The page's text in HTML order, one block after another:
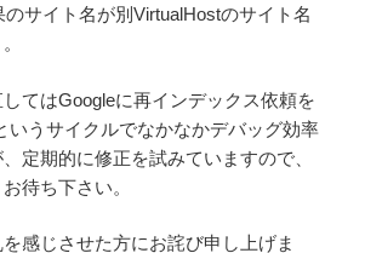
サイト名が別VirtualHostのサイト名
てはGoogleに再インデックス依頼を
いうサイクルでなかなかデバッグ効率
定期的に修正を試みていますので、
待ち下さい。
感じさせた方にお詫び申し上げま